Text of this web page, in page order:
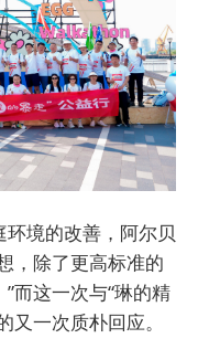
境的改善，阿尔贝
，除了更高标准的
而这一次与“琳的精
又一次质朴回应。